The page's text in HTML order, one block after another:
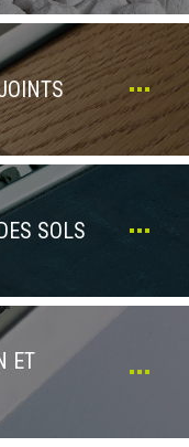
SOLS
ET